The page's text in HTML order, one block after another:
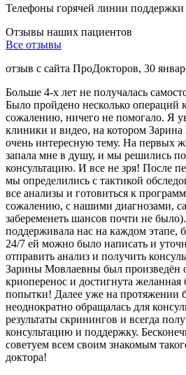
Телефоны горячей линии
Отзывы наших пациентов
Все отзывы
отзыв с сайта ПроДокторов, 30
Больше 4-х лет не получалась
Было пройдено несколько операций
сожалению, ничего не помогало. Я
клиники и видео, на котором
очень интересную тему. На первых
запала мне в душу, и мы решились
консультацию. И все не зря! После
мы определились с тактикой
все анализы и готовиться к
сожалению, с нашими диагнозами,
забеременеть шансов почти не
поддерживала нас на каждом этапе,
24/7 ей можно было написать и
отправить анализ и получить
Зарины Мовлаевны был произведён
криоперенос и достигнута желанная
попытки! Далее уже на протяжении
неоднократно обращалась для
результаты скринингов и всегда
консультацию и поддержку.
советуем всем своим знакомым
доктора!